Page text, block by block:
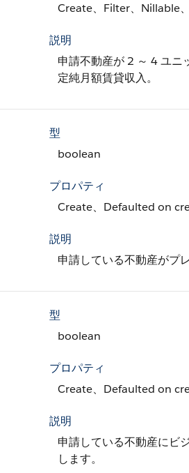
Create、Filter、Nillable
説明
申請不動産が 2 ～ 4 ユニ
定純月額賃貸収入。
型
boolean
プロパティ
Create、Defaulted on
説明
申請している不動産がプ
型
boolean
プロパティ
Create、Defaulted on
説明
申請している不動産にビ
します。